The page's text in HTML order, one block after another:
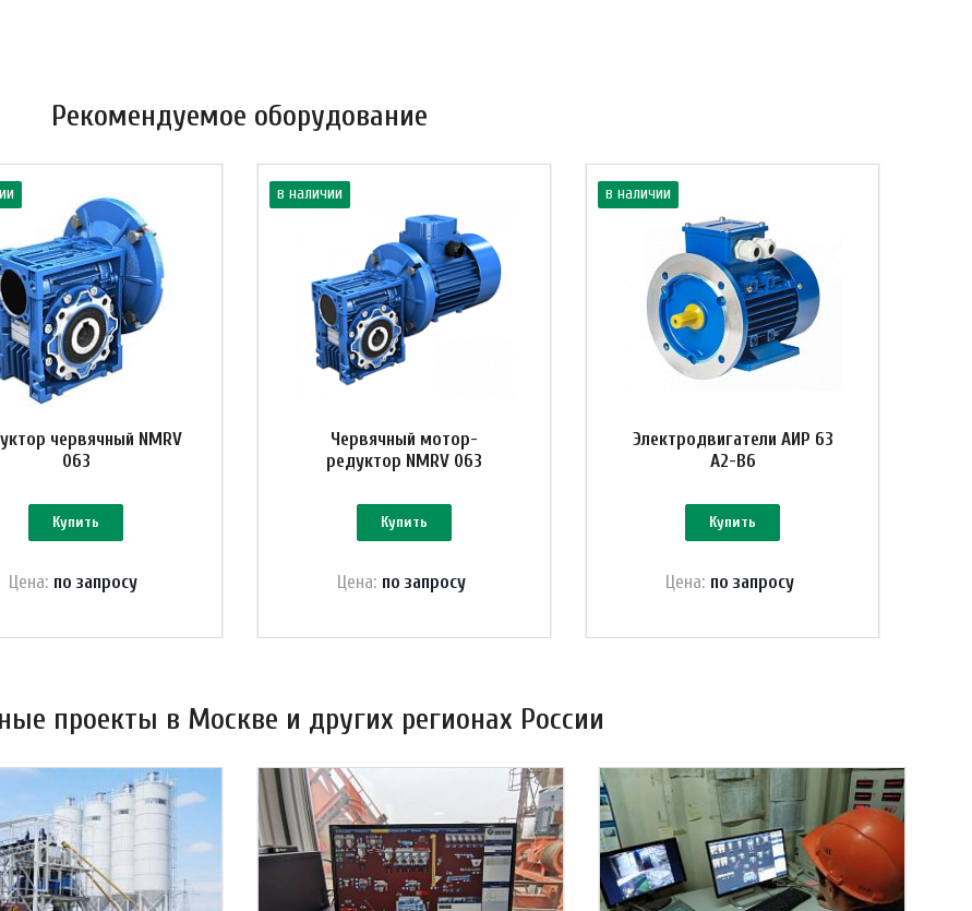
Рекомендуемое оборудование
червячный NMRV
063
Купить
Цена: по запросу
в наличии
Червячный мотор-
редуктор NMRV 063
Купить
Цена: по запросу
в наличии
Электродвигатели АИР 63
A2-B6
Купить
Цена: по запросу
проекты в Москве и других регионах России